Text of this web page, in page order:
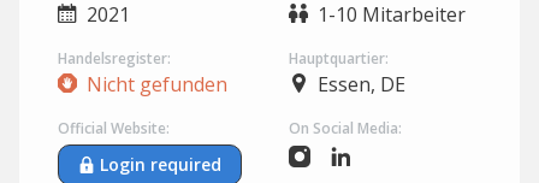
2021 1-10 Mitarbeiter
Handelsregister:
Nicht gefunden
Hauptquartier:
Essen, DE
Official Website:
Login required
On Social Media: